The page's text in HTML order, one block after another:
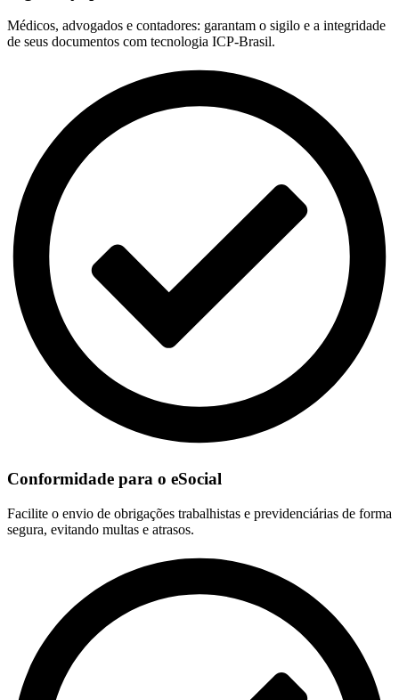
Médicos, advogados e contadores: garantam o sigilo e a integridade
de seus documentos com tecnologia ICP-Brasil.
Conformidade para o eSocial
Facilite o envio de obrigações trabalhistas e previdenciárias de forma
segura, evitando multas e atrasos.